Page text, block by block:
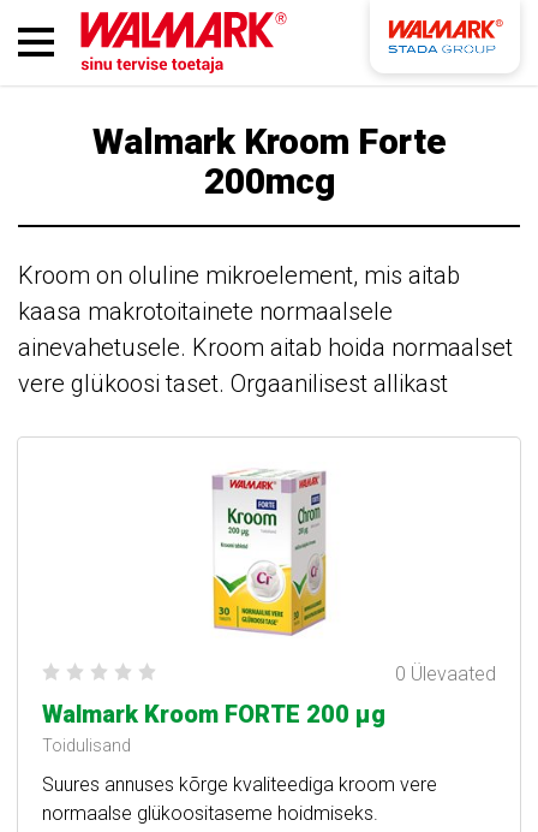
Walmark Kroom Forte
200mcg
Kroom on oluline mikroelement, mis aitab
kaasa makrotoitainete normaalsele
ainevahetusele. Kroom aitab hoida normaalset
vere glükoosi taset. Orgaanilisest allikast
0 Ülevaated
Walmark Kroom FORTE 200 μg
Toidulisand
Suures annuses kõrge kvaliteediga kroom vere
normaalse glükoositaseme hoidmiseks.